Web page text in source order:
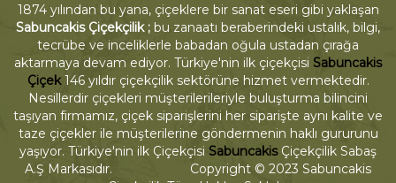
1874 yılından bu yana, çiçeklere bir sanat eseri gibi yaklaşan
Sabuncakis Çiçekçilik ; bu zanaatı beraberindeki ustalık, bilgi,
tecrübe ve inceliklerle babadan oğula ustadan çırağa
aktarmaya devam ediyor. Türkiye'nin ilk çiçekçisi Sabuncakis
Çiçek146 yıldır çiçekçilik sektörüne hizmet vermektedir.
Nesillerdir çiçekleri müşterilerileriyle buluşturma bilincini
taşıyan firmamız, çiçek siparişlerini her siparişte aynı kalite ve
taze çiçekler ile müşterilerine göndermenin haklı gururunu
yaşıyor. Türkiye'nin ilk Çiçekçisi SabuncakisÇiçekçilik Sabaş
A.Ş Markasıdır. Copyright © 2023 Sabuncakis